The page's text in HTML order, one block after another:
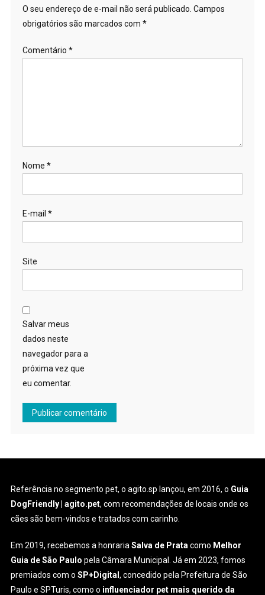
O seu endereço de e-mail não será publicado. Campos
obrigatórios são marcados com *
Comentário *
Nome *
E-mail *
Site
Salvar meus
dados neste
navegador para a
próxima vez que
eu comentar.
Referência no segmento pet, o agito.sp lançou, em 2016, o Guia
DogFriendly | agito.pet, com recomendações de locais onde os
cães são bem-vindos e tratados com carinho.
Em 2019, recebemos a honrariaSalva de Prata como Melhor
Guia de São Paulo pela Câmara Municipal. Já em 2023, fomos
premiados com oSP+Digital, concedido pela Prefeitura de São
Paulo e SPTuris, como o influenciador pet mais querido da